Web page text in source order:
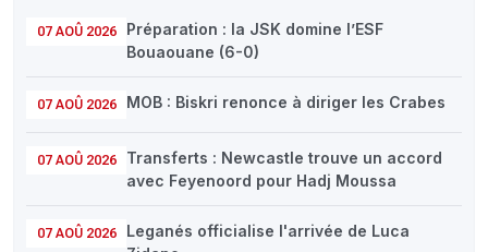
07 AOÛ 2026
Préparation : la JSK domine l’ESF
Bouaouane (6-0)
07 AOÛ 2026 MOB : Biskri renonce à diriger les Crabes
07 AOÛ 2026
Transferts : Newcastle trouve un accord
avec Feyenoord pour Hadj Moussa
07 AOÛ 2026
Leganés officialise l'arrivée de Luca